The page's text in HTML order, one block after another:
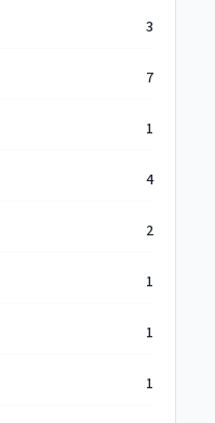
3
7
1
4
2
1
1
1